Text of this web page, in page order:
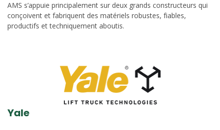
AMS s’appuie principalement sur deux grands constructeurs qui
conçoivent et fabriquent des matériels robustes, fiables,
productifs et techniquement aboutis.
Yale